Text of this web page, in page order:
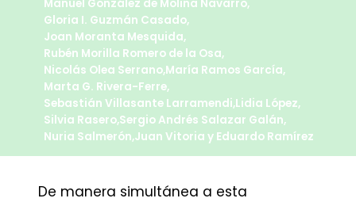
Manuel González de Molina Navarro,
Gloria I. Guzmán Casado,
Joan Moranta Mesquida,
Rubén Morilla Romero de la Osa,
Nicolás Olea Serrano,María Ramos García,
Marta G. Rivera-Ferre,
Sebastián Villasante Larramendi,Lidia López,
Silvia Rasero,Sergio Andrés Salazar Galán,
Nuria Salmerón,Juan Vitoria y Eduardo Ramírez
De manera simultánea a esta